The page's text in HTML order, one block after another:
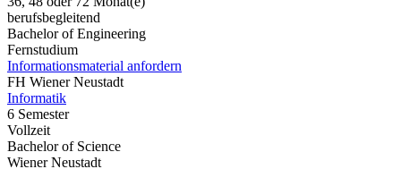
berufsbegleitend
Bachelor of Engineering
Fernstudium
Informationsmaterial anfordern
FH Wiener Neustadt
Informatik
6 Semester
Vollzeit
Bachelor of Science
Wiener Neustadt